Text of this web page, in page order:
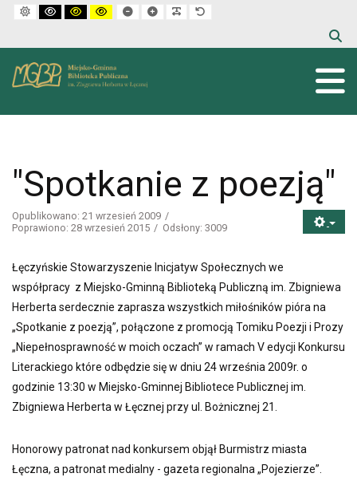
Default mode
High contrast black white mode
High contrast black yellow mode
High contrast yellow black mode
Set smaller font
Set larger font
Make font more readable
"Spotkanie z poezją"
Opublikowano: 21 wrzesień 2009
Poprawiono: 28 wrzesień 2015
Odsłony: 3009
Łęczyńskie Stowarzyszenie Inicjatyw Społecznych we
współpracy z Miejsko-Gminną Biblioteką Publiczną im. Zbigniewa
Herberta serdecznie zaprasza wszystkich miłośników pióra na
„Spotkanie z poezją”, połączone z promocją Tomiku Poezji i Prozy
„Niepełnosprawność w moich oczach” w ramach V edycji Konkursu
Literackiego które odbędzie się w dniu 24 września 2009r. o
godzinie 13:30 w Miejsko-Gminnej Bibliotece Publicznej im.
Zbigniewa Herberta w Łęcznej przy ul. Bożnicznej 21.
Honorowy patronat nad konkursem objął Burmistrz miasta
Łęczna, a patronat medialny - gazeta regionalna „Pojezierze”.